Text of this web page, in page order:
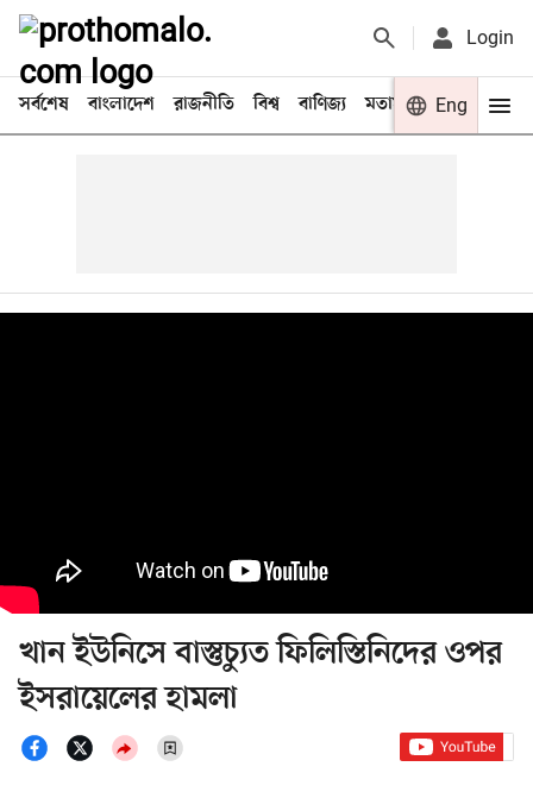
Login
সর্বশেষ বাংলাদেশ রাজনীতি বিশ্ব বাণিজ্য মতামত খেলা
Eng
খান ইউনিসে বাস্তুচ্যুত ফিলিস্তিনিদের ওপর
ইসরায়েলের হামলা